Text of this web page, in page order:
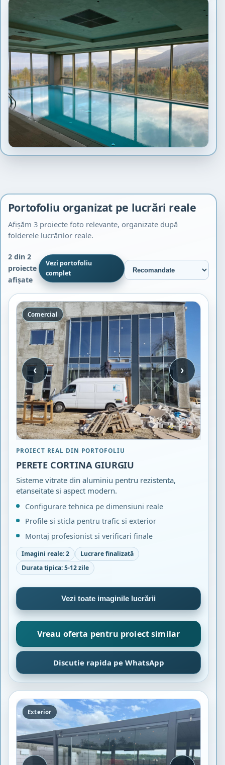
Portofoliu organizat pe lucrări reale
Afișăm 3 proiecte foto relevante, organizate după
folderele lucrărilor reale.
2 din 2
proiecte
afișate
Vezi portofoliu
complet
Comercial
‹ ›
PROIECT REAL DIN PORTOFOLIU
PERETE CORTINA GIURGIU
Sisteme vitrate din aluminiu pentru rezistenta,
etanseitate si aspect modern.
Configurare tehnica pe dimensiuni reale
Profile si sticla pentru trafic si exterior
Montaj profesionist si verificari finale
Imagini reale: 2
Lucrare finalizată
Durata tipica: 5-12 zile
Vezi toate imaginile lucrării
Vreau oferta pentru proiect similar
Discutie rapida pe WhatsApp
Exterior